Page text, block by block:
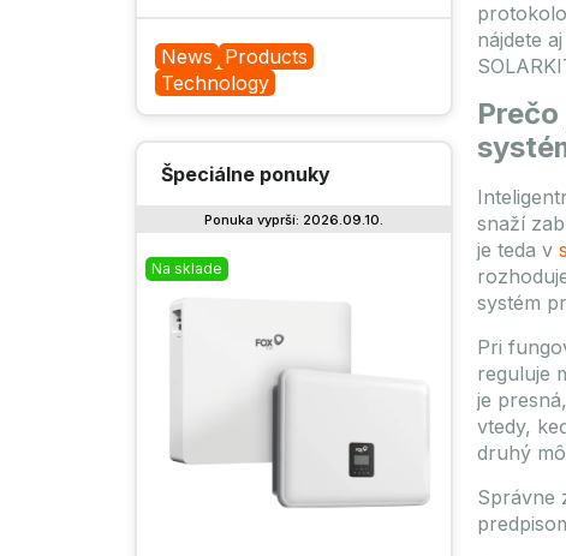
nájdete
snaží
je teda v
systém
Pri
reguluje
je
vtedy,
druhý
Správne
News Products
Technology
Špeciálne ponuky
Na sklade
Ponuka vyprší: 2026.09.10.
Výpredaj